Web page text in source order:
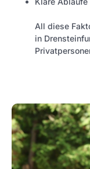
All diese
in